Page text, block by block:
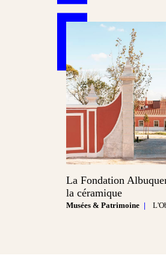
La Fondation
la céramique
Musées & Patrimoine